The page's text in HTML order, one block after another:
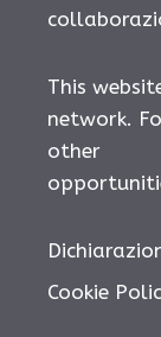
This
network.
other
Cookie